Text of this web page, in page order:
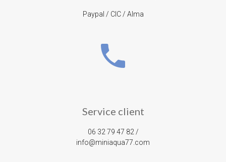
Paypal / CIC / Alma
phone
Service client
06 32 79 47 82 /
info@miniaqua77.com